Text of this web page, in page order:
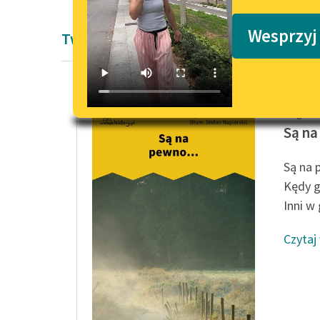
Twórczość Hugo von Hofmannsthala
Są
Są na
Kędy
Inni w
Czytaj